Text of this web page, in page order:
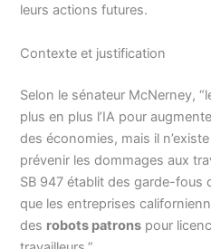
leurs actions futures.
Contexte et justification
Selon le sénateur McNerney,
plus en plus l’IA pour
des économies, mais il
prévenir les dommages aux
SB 947 établit des garde-fous
que les entreprises
des robots patrons pour